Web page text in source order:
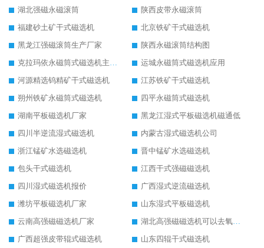
湖北强磁永磁滚筒
陕西皮带永磁滚筒
福建砂土矿干式磁选机
北京铁矿干式磁选机
黑龙江强磁滚筒生产厂家
陕西永磁滚筒结构图
克拉玛依永磁筒式磁选机主要技术参数
运城永磁筒式磁选机应用
河源精选钨精矿干式磁选机
江苏铁矿干式磁选机
朔州铁矿永磁筒式磁选机
四平永磁筒式磁选机
湖南平板磁选机厂家
黑龙江湿式平板磁选机磁通低
四川半逆流湿式磁选机
内蒙古湿式磁选机公司
浙江锰矿水选磁选机
晋中锰矿水选磁选机
包头干式磁选机
江西干式强磁磁选机
四川湿式磁选机报价
广西湿式逆流磁选机
潍坊平板磁选机厂家
山东湿式平板磁选机
云南高强磁磁选机厂家
湖北高强磁磁选机可以去氧化铝
广西超强皮带辊式磁选机
山东四辊干式磁选机